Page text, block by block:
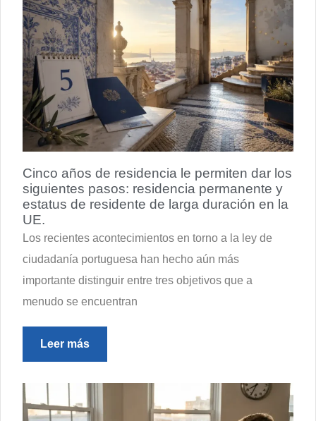
Cinco años de residencia le permiten dar los
siguientes pasos: residencia permanente y
estatus de residente de larga duración en la
UE.
Los recientes acontecimientos en torno a la ley de
ciudadanía portuguesa han hecho aún más
importante distinguir entre tres objetivos que a
menudo se encuentran
Leer más